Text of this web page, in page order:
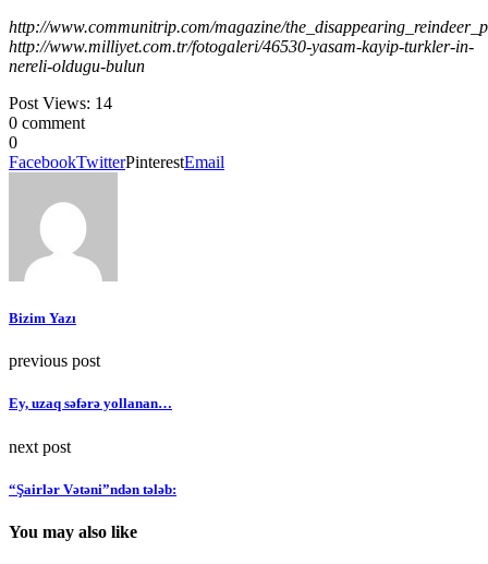
http://www.communitrip.com/magazine/
http://www.milliyet.com.tr/fotogaleri/46530-yasam-kayip-turkler-in-
nereli-oldugu-bulun
Post Views: 14
0 comment
0
FacebookTwitterPinterestEmail
Bizim Yazı
previous post
Ey, uzaq səfərə yollanan…
next post
“Şairlər Vətəni”ndən tələb:
You may also like